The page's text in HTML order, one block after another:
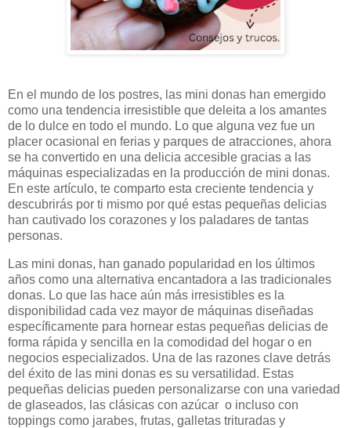
En el mundo de los postres, las mini donas han emergido
como una tendencia irresistible que deleita a los amantes
de lo dulce en todo el mundo. Lo que alguna vez fue un
placer ocasional en ferias y parques de atracciones, ahora
se ha convertido en una delicia accesible gracias a las
máquinas especializadas en la producción de mini donas.
En este artículo, te comparto esta creciente tendencia y
descubrirás por ti mismo por qué estas pequeñas delicias
han cautivado los corazones y los paladares de tantas
personas.
Las mini donas, han ganado popularidad en los últimos
años como una alternativa encantadora a las tradicionales
donas. Lo que las hace aún más irresistibles es la
disponibilidad cada vez mayor de máquinas diseñadas
específicamente para hornear estas pequeñas delicias de
forma rápida y sencilla en la comodidad del hogar o en
negocios especializados. Una de las razones clave detrás
del éxito de las mini donas es su versatilidad. Estas
pequeñas delicias pueden personalizarse con una variedad
de glaseados, las clásicas con azúcar o incluso con
toppings como jarabes, frutas, galletas trituradas y